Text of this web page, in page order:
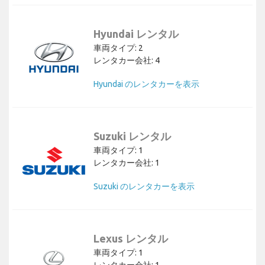
Hyundai レンタル
車両タイプ: 2
レンタカー会社: 4
Hyundai のレンタカーを表示
Suzuki レンタル
車両タイプ: 1
レンタカー会社: 1
Suzuki のレンタカーを表示
Lexus レンタル
車両タイプ: 1